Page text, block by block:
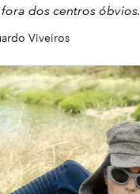
dos centros óbvios.
Viveiros